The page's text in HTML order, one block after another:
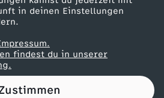
in deinen Einstellungen
findest du in unserer